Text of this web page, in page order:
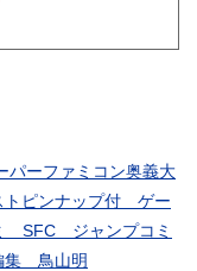
パーファミコン奥義大
ピンナップ付 ゲー
SFC ジャンプコミ
集 鳥山明